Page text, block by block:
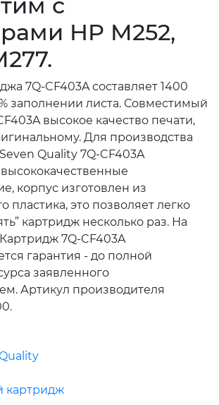
HP M252,
7Q-CF403A составляет 1400
заполнении листа. Совместимый
высокое качество печати,
Для производства
Quality 7Q-CF403A
корпус изготовлен из
пластика, это позволяет легко
картридж несколько раз. На
7Q-CF403A
гарантия - до полной
заявленного
Артикул производителя
картридж